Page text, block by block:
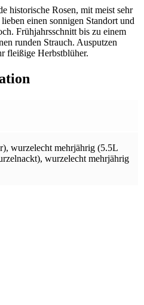
historische Rosen, mit meist sehr
einen sonnigen Standort und
Frühjahrsschnitt bis zu einem
runden Strauch. Ausputzen
fleißige Herbstblüher.
, wurzelecht mehrjährig (5.5L
, wurzelecht mehrjährig